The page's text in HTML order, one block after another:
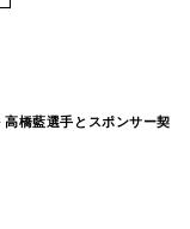
橋藍選手とスポンサー契